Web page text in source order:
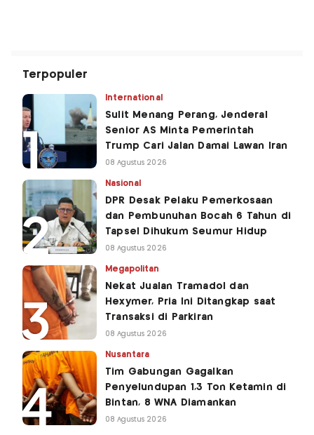
Terpopuler
International
Sulit Menang Perang, Jenderal
Senior AS Minta Pemerintah
Trump Cari Jalan Damai Lawan Iran
08 Agustus 2026
Nasional
DPR Desak Pelaku Pemerkosaan
dan Pembunuhan Bocah 6 Tahun di
Tapsel Dihukum Seumur Hidup
08 Agustus 2026
Megapolitan
Nekat Jualan Tramadol dan
Hexymer, Pria Ini Ditangkap saat
Transaksi di Parkiran
08 Agustus 2026
Nusantara
Tim Gabungan Gagalkan
Penyelundupan 1,3 Ton Ketamin di
Bintan, 8 WNA Diamankan
08 Agustus 2026